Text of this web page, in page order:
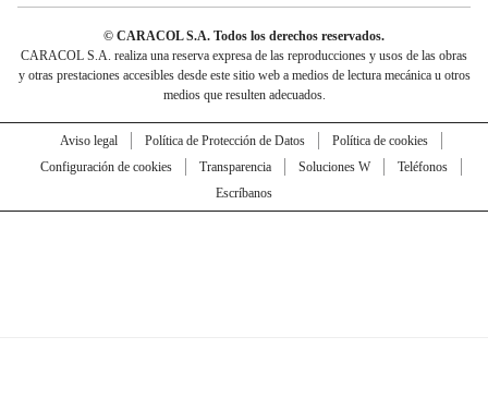
© CARACOL S.A. Todos los derechos reservados.
CARACOL S.A. realiza una reserva expresa de las reproducciones y usos de las obras
y otras prestaciones accesibles desde este sitio web a medios de lectura mecánica u otros
medios que resulten adecuados.
Aviso legal Política de Protección de Datos
Política de cookies
Configuración de cookies
Transparencia Soluciones W
Teléfonos
Escríbanos